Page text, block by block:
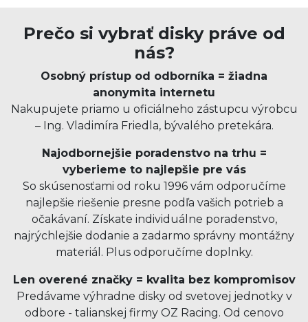
Prečo si vybrať disky práve od
nás?
Osobný prístup od odborníka = žiadna
anonymita internetu
Nakupujete priamo u oficiálneho zástupcu výrobcu
– Ing. Vladimíra Friedla, bývalého pretekára.
Najodbornejšie poradenstvo na trhu =
vyberieme to najlepšie pre vás
So skúsenosťami od roku 1996 vám odporučíme
najlepšie riešenie presne podľa vašich potrieb a
očakávaní. Získate individuálne poradenstvo,
najrýchlejšie dodanie a zadarmo správny montážny
materiál. Plus odporučíme doplnky.
Len overené značky = kvalita bez kompromisov
Predávame výhradne disky od svetovej jednotky v
odbore - talianskej firmy OZ Racing. Od cenovo